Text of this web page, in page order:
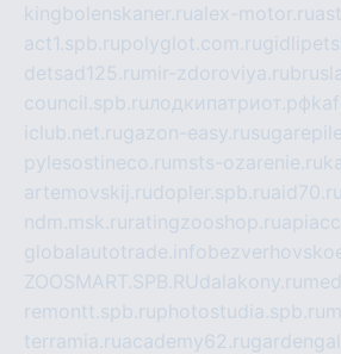
kingbolenskaner.rualex-motor.ru
act1.spb.rupolyglot.com.ru
detsad125.ru mir-zdoroviya.ru
council.spb.ruлодкипатриот.рф
iclub.net.rugazon-easy.ru
pylesostineco.ru msts-ozarenie.ru
artemovskij.rudopler.spb.ruaid70.ru
ndm.msk.ru ratingzooshop.ru
globalautotrade.info
ZOOSMART.SPB.RUdalakony.ru
remontt.spb.ruphotostudia.spb.ru
terramia.ruacademy62.ru